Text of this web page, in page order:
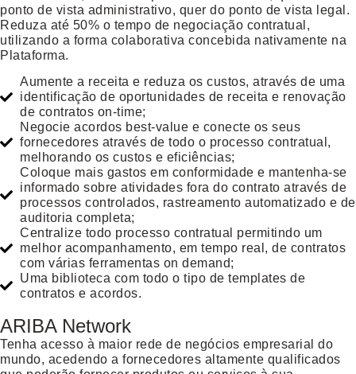
ponto de vista administrativo, quer do ponto de vista legal.
Reduza até 50% o tempo de negociação contratual,
utilizando a forma colaborativa concebida nativamente na
Plataforma.
Aumente a receita e reduza os custos, através de uma
identificação de oportunidades de receita e renovação
de contratos on-time;
Negocie acordos best-value e conecte os seus
fornecedores através de todo o processo contratual,
melhorando os custos e eficiências;
Coloque mais gastos em conformidade e mantenha-se
informado sobre atividades fora do contrato através de
processos controlados, rastreamento automatizado e de
auditoria completa;
Centralize todo processo contratual permitindo um
melhor acompanhamento, em tempo real, de contratos
com várias ferramentas on demand;
Uma biblioteca com todo o tipo de templates de
contratos e acordos.
ARIBA Network
Tenha acesso à maior rede de negócios empresarial do
mundo, acedendo a fornecedores altamente qualificados